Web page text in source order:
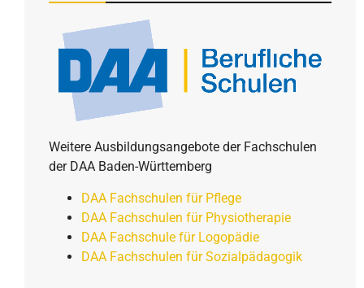
Weitere Ausbildungsangebote der Fachschulen
der DAA Baden-Württemberg
DAA Fachschulen für Pflege
DAA Fachschulen für Physiotherapie
DAA Fachschule für Logopädie
DAA Fachschulen für Sozialpädagogik